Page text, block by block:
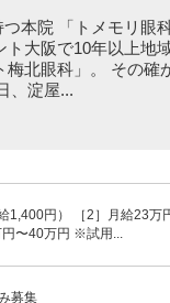
本院 「トメモリ眼
大阪で10年以上地
北眼科」。 その確
、淀屋...
1,400円） ［2］月給23万
〜40万円 ※試用...
募集